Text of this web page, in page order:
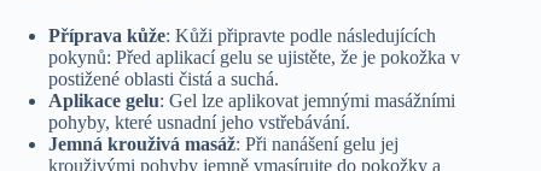
Příprava kůže: Kůži připravte podle následujících
pokynů: Před aplikací gelu se ujistěte, že je pokožka v
postižené oblasti čistá a suchá.
Aplikace gelu: Gel lze aplikovat jemnými masážními
pohyby, které usnadní jeho vstřebávání.
Jemná krouživá masáž: Při nanášení gelu jej
krouživými pohyby jemně vmasírujte do pokožky a